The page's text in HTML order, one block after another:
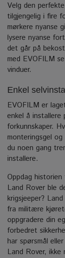
Velg den
tilgjengelig i fire
mørkere nyanse
lysere nyanse
det går på
med EVOFILM
vinduer.
Enkel
EVOFILM er
enkel å installere
forkunnskaper.
monteringsgel
du noen gang
installere.
Oppdag
Land Rover ble
krigsjeeper?
fra militære
oppgradere din
forbedret
har spørsmål
Land Rover, ikke